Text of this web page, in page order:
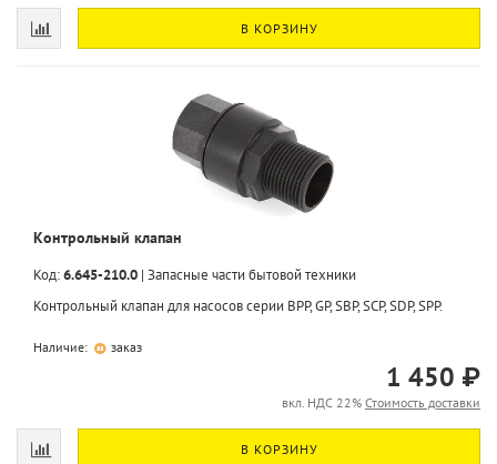
В КОРЗИНУ
Контрольный клапан
Код:6.645-210.0 | Запасные части бытовой техники
Контрольный клапан для насосов серии BPP, GP, SBP, SCP, SDP, SPP.
Наличие: заказ
1 450 ₽
вкл. НДС 22% Стоимость доставки
В КОРЗИНУ